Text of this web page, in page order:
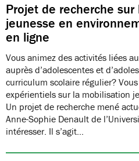
Projet de recherche
jeunesse en
en ligne
Vous animez des activités liées
auprès d’adolescentes et
curriculum scolaire régulier?
expérientiels sur la mobilisation
Un projet de recherche mené
Anne-Sophie Denault de
intéresser. Il s’agit…